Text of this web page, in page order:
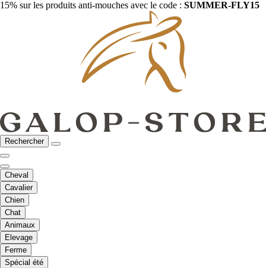
15% sur les produits anti-mouches avec le code : SUMMER-FLY15
Rechercher
Cheval
Cavalier
Chien
Chat
Animaux
Elevage
Ferme
Spécial été